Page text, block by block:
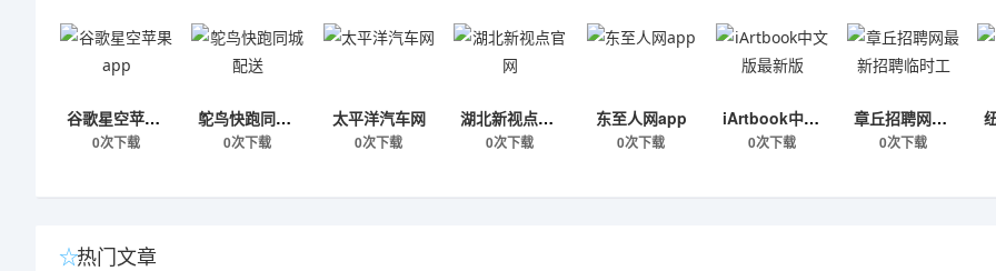
谷歌星空苹果app
0次下载
鸵鸟快跑同城配送
0次下载
太平洋汽车网
0次下载
湖北新视点官网
0次下载
东至人网app
0次下载
iArtbook中文版最新版
0次下载
章丘招聘网最新招聘临时工
0次下载
热门文章